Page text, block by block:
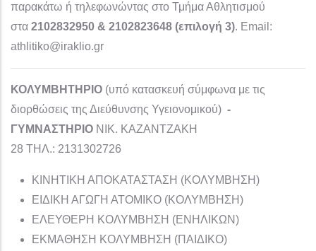
παρακάτω ή τηλεφωνώντας στο Τμήμα Αθλητισμού
στα 2102832950 & 2102823648 (επιλογή 3). Email:
athlitiko@iraklio.gr
ΚΟΛΥΜΒΗΤΗΡΙΟ (υπό κατασκευή σύμφωνα με τις
διορθώσεις της Διεύθυνσης Υγειονομικού) -
ΓΥΜΝΑΣΤΗΡΙΟ ΝΙΚ. ΚΑΖΑΝΤΖΑΚΗ
28 ΤΗΛ.: 2131302726
ΚΙΝΗΤΙΚΗ ΑΠΟΚΑΤΑΣΤΑΣΗ (ΚΟΛΥΜΒΗΣΗ)
ΕΙΔΙΚΗ ΑΓΩΓΗ ΑΤΟΜΙΚΟ (ΚΟΛΥΜΒΗΣΗ)
ΕΛΕΥΘΕΡΗ ΚΟΛΥΜΒΗΣΗ (ΕΝΗΛΙΚΩΝ)
ΕΚΜΑΘΗΣΗ ΚΟΛΥΜΒΗΣΗ (ΠΑΙΔΙΚΟ)